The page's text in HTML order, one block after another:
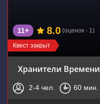
Квест закрыт
11+ 8.0 (оценок - 1)
Хранители Времени
2-4 чел. 60 мин.